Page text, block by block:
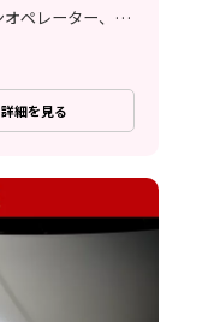
検査、組立・組付け、加工、マシンオペレーター、ライン作業、立ち作業、溶接、塗装
詳細を見る